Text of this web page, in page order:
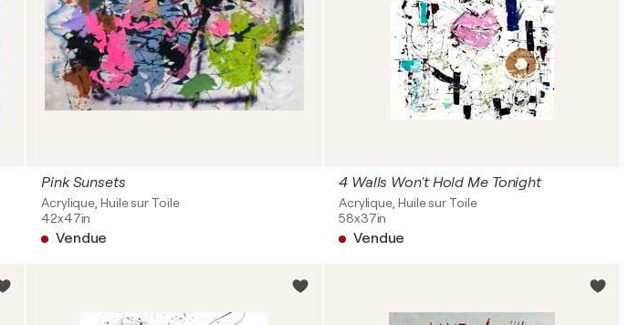
Pink Sunsets
Acrylique, Huile sur Toile
42x47in
Vendue
4 Walls Won't Hold Me Tonight
Acrylique, Huile sur Toile
58x37in
Vendue